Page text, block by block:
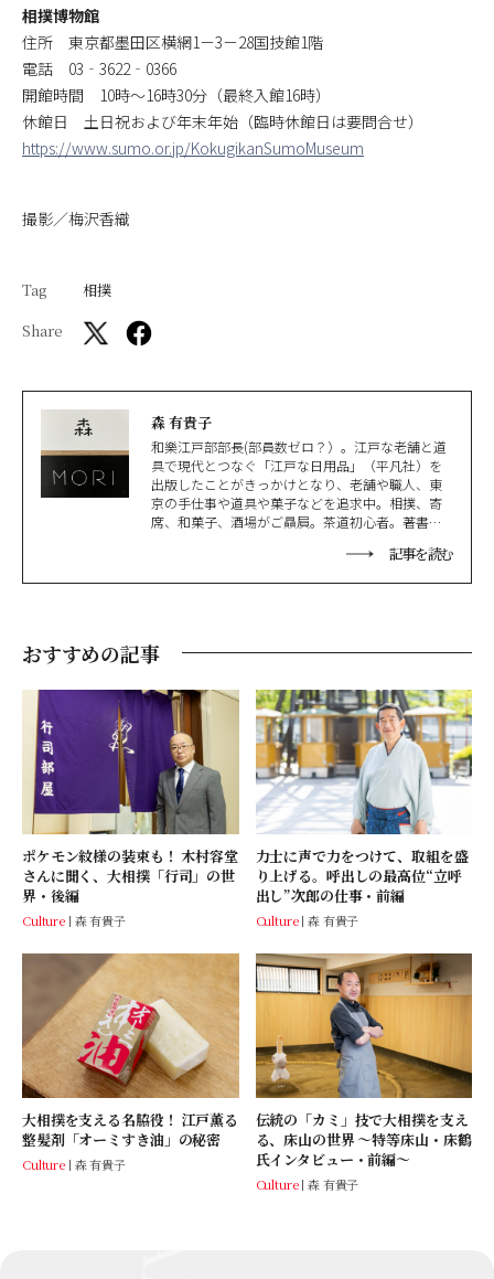
相撲博物館
住所 東京都墨田区横網1－3－28国技館1階
電話 03‐3622‐0366
開館時間 10時～16時30分（最終入館16時）
休館日 土日祝および年末年始（臨時休館日は要問合せ）
https://www.sumo.or.jp/KokugikanSumoMuseum
撮影／梅沢香織
Tag
相撲
Share
森 有貴子
和樂江戸部部長(部員数ゼロ？）。江戸な老舗と道
具で現代とつなぐ「江戸な日用品」（平凡社）を
出版したことがきっかけとなり、老舗や職人、東
京の手仕事や道具や菓子などを追求中。相撲、寄
席、和菓子、酒場がご贔屓。茶道初心者。著書の
語で江戸愛を語るにはまだ遠い。
記事を読む
おすすめの記事
ポケモン紋様の装束も！ 木村容堂
さんに聞く、大相撲「行司」の世
界・後編
Culture 森 有貴子
力士に声で力をつけて、取組を盛
り上げる。呼出しの最高位“立呼
出し”次郎の仕事・前編
Culture 森 有貴子
大相撲を支える名脇役！ 江戸薫る
整髪剤「オーミすき油」の秘密
Culture 森 有貴子
伝統の「カミ」技で大相撲を支え
る、床山の世界 ～特等床山・床鶴
氏インタビュー・前編～
Culture 森 有貴子